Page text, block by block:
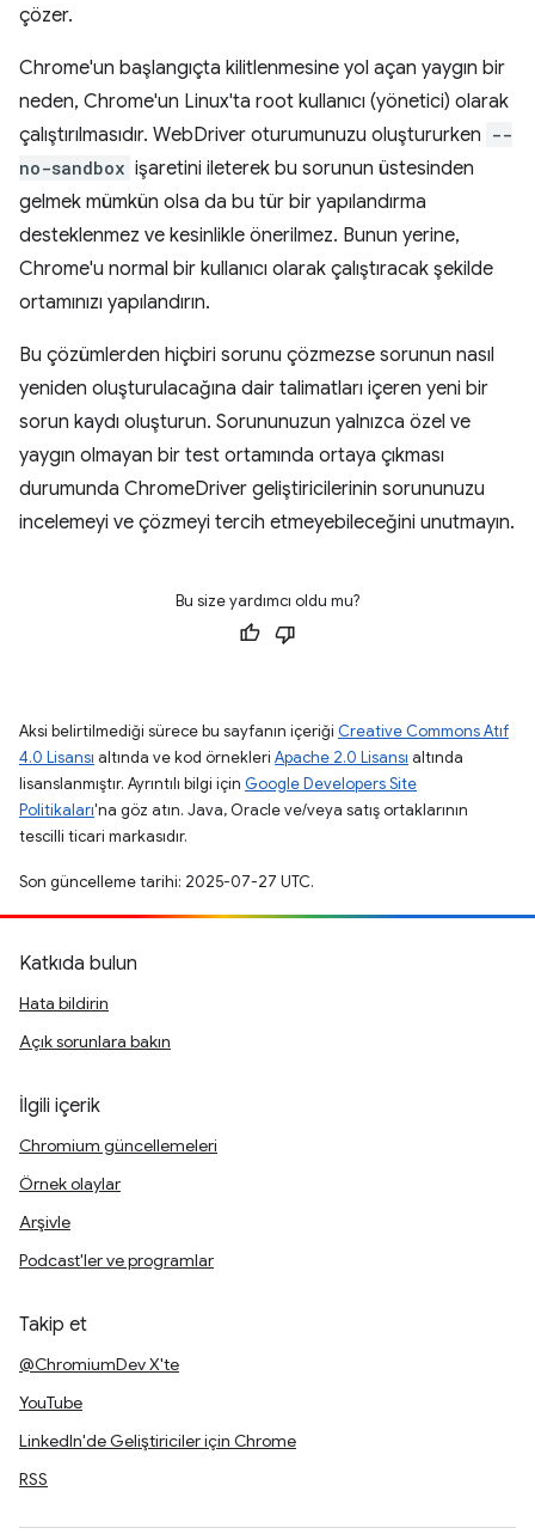
çözer.
Chrome'un başlangıçta kilitlenmesine yol açan yaygın bir
neden, Chrome'un Linux'ta root kullanıcı (yönetici) olarak
çalıştırılmasıdır. WebDriver oturumunuzu oluştururken --
no-sandbox işaretini ileterek bu sorunun üstesinden
gelmek mümkün olsa da bu tür bir yapılandırma
desteklenmez ve kesinlikle önerilmez. Bunun yerine,
Chrome'u normal bir kullanıcı olarak çalıştıracak şekilde
ortamınızı yapılandırın.
Bu çözümlerden hiçbiri sorunu çözmezse sorunun nasıl
yeniden oluşturulacağına dair talimatları içeren yeni bir
sorun kaydı oluşturun. Sorununuzun yalnızca özel ve
yaygın olmayan bir test ortamında ortaya çıkması
durumunda ChromeDriver geliştiricilerinin sorununuzu
incelemeyi ve çözmeyi tercih etmeyebileceğini unutmayın.
Bu size yardımcı oldu mu?
Aksi belirtilmediği sürece bu sayfanın içeriği Creative Commons Atıf
4.0 Lisansı altında ve kod örnekleri Apache 2.0 Lisansı altında
lisanslanmıştır. Ayrıntılı bilgi için Google Developers Site
Politikaları'na göz atın. Java, Oracle ve/veya satış ortaklarının
tescilli ticari markasıdır.
Son güncelleme tarihi: 2025-07-27 UTC.
Katkıda bulun
Hata bildirin
Açık sorunlara bakın
İlgili içerik
Chromium güncellemeleri
Örnek olaylar
Arşivle
Podcast'ler ve programlar
Takip et
@ChromiumDev X'te
YouTube
LinkedIn'de Geliştiriciler için Chrome
RSS